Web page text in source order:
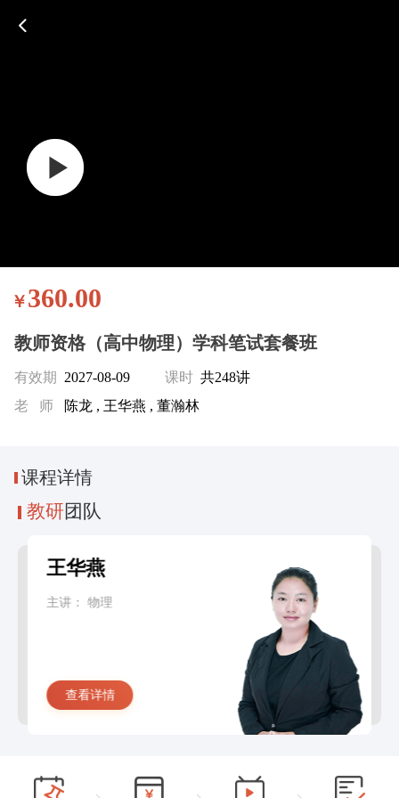
￥360.00
教师资格（高中物理）学科笔试套餐班
有效期 2027-08-09 课时共248讲
老 师
陈龙 , 王华燕 , 董瀚林
课程详情
教研团队
王华燕
主讲： 物理
查看详情